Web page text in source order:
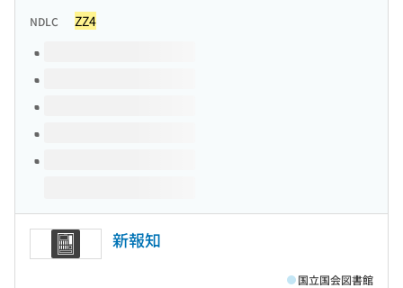
NDLC ZZ4
このタイトルの巻号
新報知
国立国会図書館